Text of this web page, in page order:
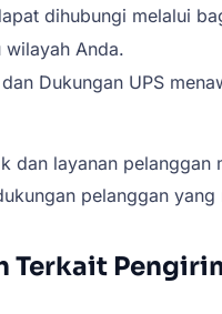
dihubungi melalui
wilayah Anda.
Dukungan UPS
dan layanan
pelanggan
Terkait